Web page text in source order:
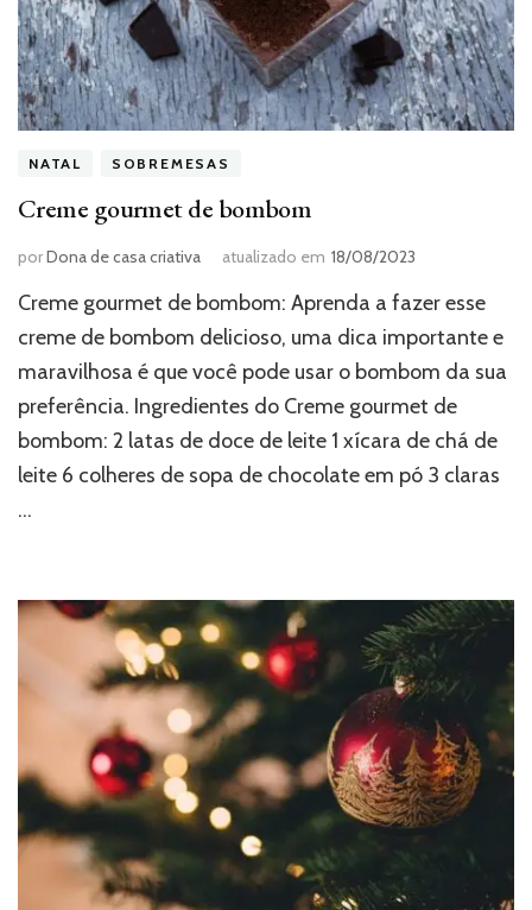
NATAL SOBREMESAS
Creme gourmet de bombom
porDona de casa criativa atualizado em 18/08/2023
Creme gourmet de bombom: Aprenda a fazer esse
creme de bombom delicioso, uma dica importante e
maravilhosa é que você pode usar o bombom da sua
preferência. Ingredientes do Creme gourmet de
bombom: 2 latas de doce de leite 1 xícara de chá de
leite 6 colheres de sopa de chocolate em pó 3 claras
…